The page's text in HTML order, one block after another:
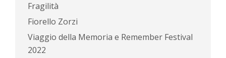
Fragilità
Fiorello Zorzi
Viaggio della Memoria e Remember Festival
2022